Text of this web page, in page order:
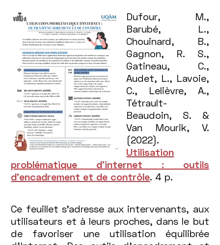
Dufour, M.,
Barubé, L.,
Chouinard, B.,
Gagnon, R. S.,
Gatineau, C.,
Audet, L., Lavoie,
C., Lelièvre, A.,
Tétrault-
Beaudoin, S. &
Van Mourik, V.
(2022).
Utilisation
problématique d'internet : outils
d’encadrement et de contrôle. 4 p.
Ce feuillet s'adresse aux intervenants, aux
utilisateurs et à leurs proches, dans le but
de favoriser une utilisation équilibrée